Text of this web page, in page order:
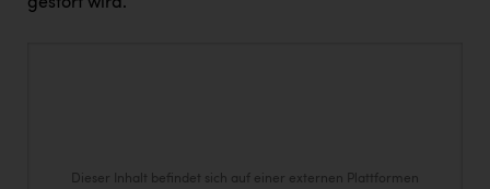
Dieser Inhalt befindet sich auf einer externen Plattformen